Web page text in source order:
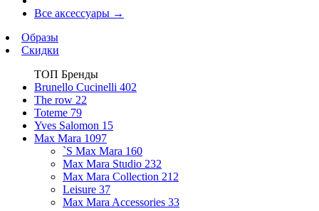
Все аксессуары →
Образы
Скидки
ТОП Бренды
Brunello Cucinelli 402
The row 22
Toteme 79
Yves Salomon 15
Max Mara 1097
`S Max Mara 160
Max Mara Studio 232
Max Mara Collection 212
Leisure 37
Max Mara Accessories 33